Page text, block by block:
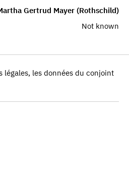
Gertrud Mayer (Rothschild)
Not known
légales, les données du conjoint